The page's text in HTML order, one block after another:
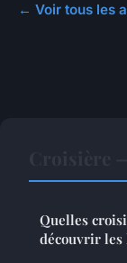
← Voir tous les
Quelles
découvrir les